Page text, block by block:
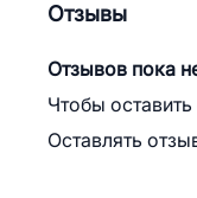
Отзывы
Отзывов пока
Чтобы
Оставлять